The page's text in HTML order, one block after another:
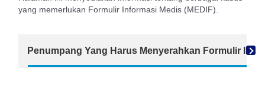
yang memerlukan Formulir Informasi Medis (MEDIF).
Penumpang Yang Harus Menyerahkan Formulir